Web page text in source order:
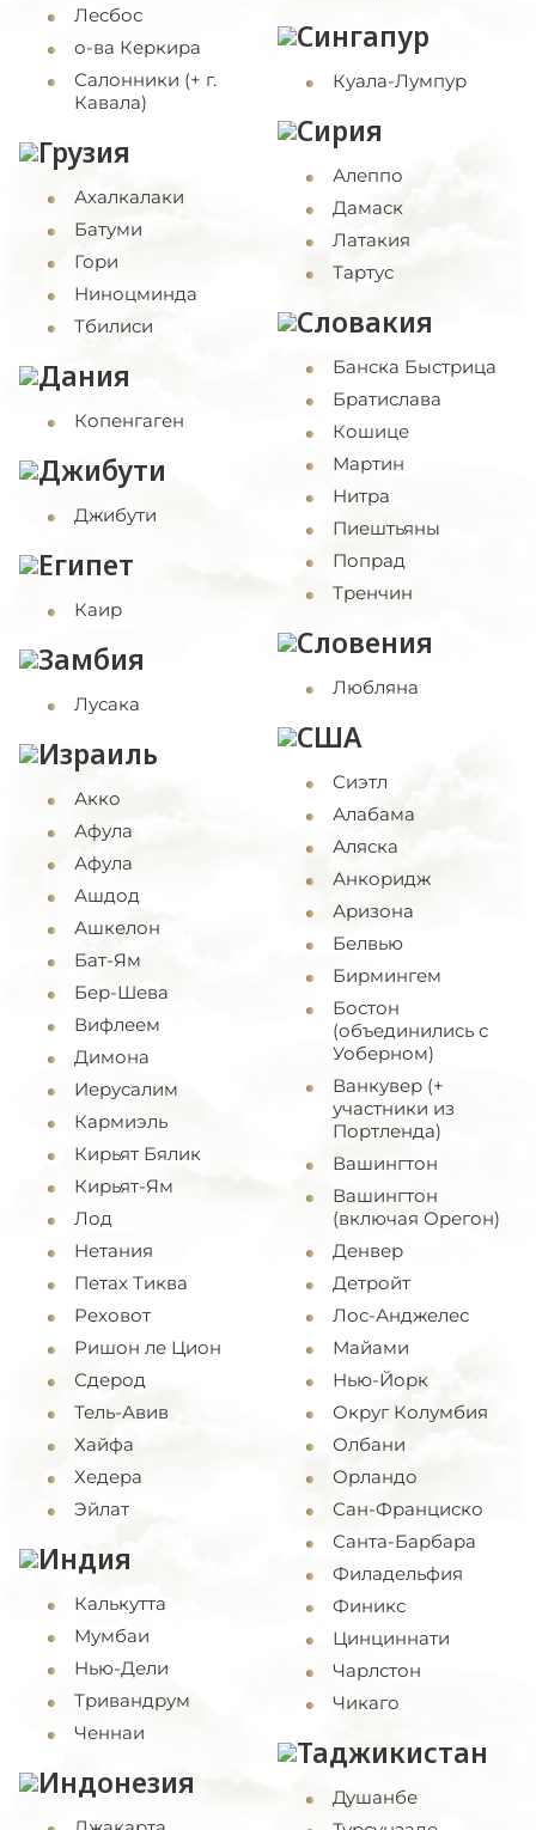
Лесбос
о-ва Керкира
Салонники (+ г.
Кавала)
Грузия
Ахалкалаки
Батуми
Гори
Ниноцминда
Тбилиси
Дания
Копенгаген
Джибути
Джибути
Египет
Каир
Замбия
Лусака
Израиль
Акко
Афула
Афула
Ашдод
Ашкелон
Бат-Ям
Бер-Шева
Вифлеем
Димона
Иерусалим
Кармиэль
Кирьят Бялик
Кирьят-Ям
Лод
Нетания
Петах Тиква
Реховот
Ришон ле Цион
Сдерод
Тель-Авив
Хайфа
Хедера
Эйлат
Индия
Калькутта
Мумбаи
Нью-Дели
Тривандрум
Ченнаи
Индонезия
Сингапур
Куала-Лумпур
Сирия
Алеппо
Дамаск
Латакия
Тартус
Словакия
Банска Быстрица
Братислава
Кошице
Мартин
Нитра
Пиештьяны
Попрад
Тренчин
Словения
Любляна
США
Cиэтл
Алабама
Аляска
Анкоридж
Аризона
Белвью
Бирмингем
Бостон
(объединились с
Уоберном)
Ванкувер (+
участники из
Портленда)
Вашингтон
Вашингтон
(включая Орегон)
Денвер
Детройт
Лос-Анджелес
Майами
Нью-Йорк
Округ Колумбия
Олбани
Орландо
Сан-Франциско
Санта-Барбара
Филадельфия
Финикс
Цинциннати
Чарлстон
Чикаго
Таджикистан
Душанбе